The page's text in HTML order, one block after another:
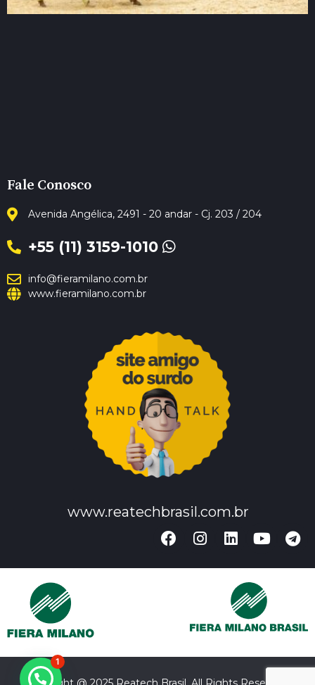
Fale Conosco
Avenida Angélica, 2491 - 20 andar - Cj. 203 / 204
+55 (11) 3159-1010
info@fieramilano.com.br
www.fieramilano.com.br
www.reatechbrasil.com.br
1